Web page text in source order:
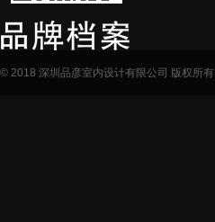
© 2018 深圳品彦室内设计有限公司 版权所有